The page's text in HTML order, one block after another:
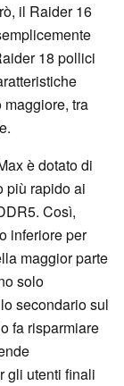
il Raider 16
18 pollici
tra
è dotato di
più rapido ai
Così,
inferiore per
maggior parte
solo
secondario sul
fa risparmiare
gli utenti finali